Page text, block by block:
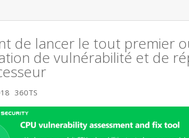
de lancer le tout premier
de vulnérabilité et de
360TS